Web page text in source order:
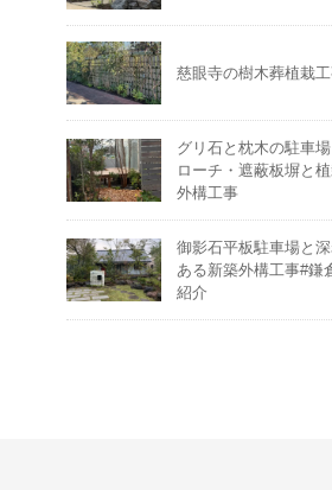
慈眼寺の樹木葬植栽
グリ石と枕木の駐車
ローチ・遮蔽板塀と
外構工事
御影石平板駐車場と
ある新築外構工事#鎌
紹介